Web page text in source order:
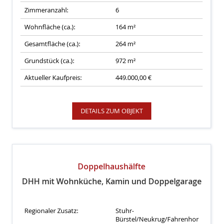
Zimmeranzahl:
6
Wohnfläche (ca.):
164 m²
Gesamtfläche (ca.):
264 m²
Grundstück (ca.):
972 m²
Aktueller Kaufpreis:
449.000,00 €
DETAILS ZUM OBJEKT
Doppelhaushälfte
DHH mit Wohnküche, Kamin und Doppelgarage
Regionaler Zusatz:
Stuhr-
Bürstel/Neukrug/Fahrenhor